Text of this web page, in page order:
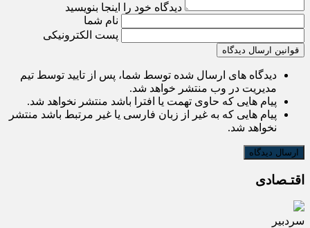
دیدگاه خود را اینجا بنویسید
نام شما
پست الکترونیکی
قوانین ارسال دیدگاه
دیدگاه های ارسال شده توسط شما، پس از تایید توسط تیم
مدیریت در وب منتشر خواهد شد.
پیام هایی که حاوی تهمت یا افترا باشد منتشر نخواهد شد.
پیام هایی که به غیر از زبان فارسی یا غیر مرتبط باشد منتشر
نخواهد شد.
اقتـصادی
سردبیر